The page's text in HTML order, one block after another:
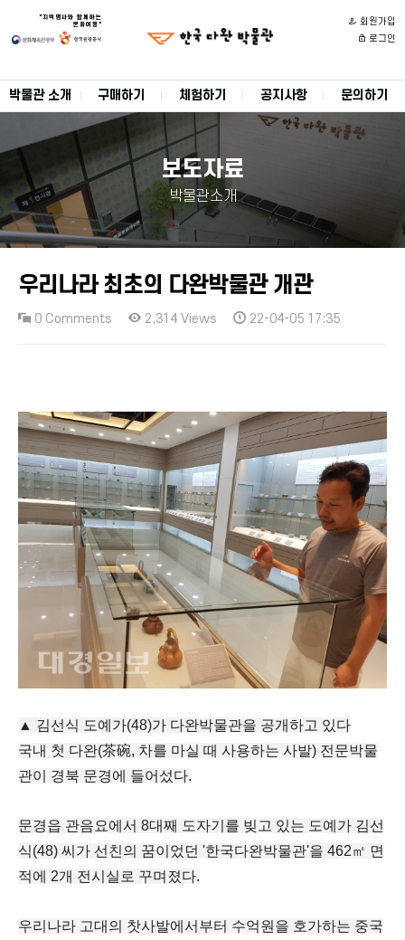
박물관 소개 구매하기 체험하기 공지사항 문의하기
"지역명사와 함께하는
문화여행"
회원가입
로그인
보도자료
박물관소개
우리나라 최초의 다완박물관 개관
0 Comments 2,314 Views 22-04-05 17:35
▲ 김선식 도예가(48)가 다완박물관을 공개하고 있다
국내 첫 다완(茶碗, 차를 마실 때 사용하는 사발) 전문박물
관이 경북 문경에 들어섰다.
문경읍 관음요에서 8대째 도자기를 빚고 있는 도예가 김선
식(48) 씨가 선친의 꿈이었던 '한국다완박물관'을 462㎡ 면
적에 2개 전시실로 꾸며졌다.
우리나라 고대의 찻사발에서부터 수억원을 호가하는 중국